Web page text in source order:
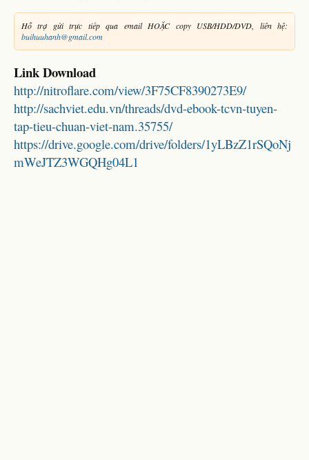
Hỗ trợ gửi trực tiếp qua email HOẶC copy USB/HDD/DVD, liên hệ:
buihuuhanh@gmail.com
Link Download
http://nitroflare.com/view/3F75CF8390273E9/
http://sachviet.edu.vn/threads/dvd-ebook-tcvn-tuyen-
tap-tieu-chuan-viet-nam.35755/
https://drive.google.com/drive/folders/1yLBzZ1rSQoNj
mWeJTZ3WGQHg04L1